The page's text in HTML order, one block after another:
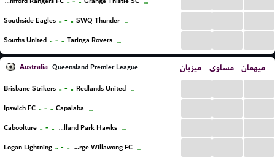
Southside Eagles .. - .. SWQ Thunder ...
Souths United .. - .. Taringa Rovers ...
Australia Queensland Premier League میزبان مساوی میهمان
Brisbane Strikers .. - .. Redlands United ...
Ipswich FC .. - .. Capalaba ...
Caboolture .. - .. Holland Park Hawks ...
Logan Lightning .. - .. St. George Willawong FC ...